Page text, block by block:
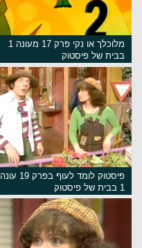
מלוכלך או נקי פרק 17 מעונה 1
בבית של פיסטוק
פיסטוק לומד לעוף בפרק 19 עונה
1 בבית של פיסטוק